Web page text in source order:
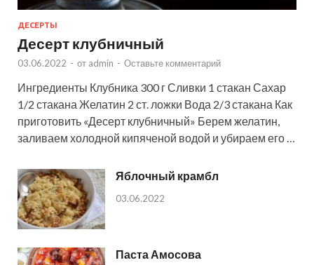
ДЕСЕРТЫ
Десерт клубничный
03.06.2022 - от admin - Оставьте комментарий
Ингредиенты Клубника 300 г Сливки 1 стакан Сахар
1/2 стакана Желатин 2 ст. ложки Вода 2/3 стакана Как
приготовить «Десерт клубничный» Берем желатин,
заливаем холодной кипяченой водой и убираем его …
Яблочный крамбл
03.06.2022
Паста Амосова